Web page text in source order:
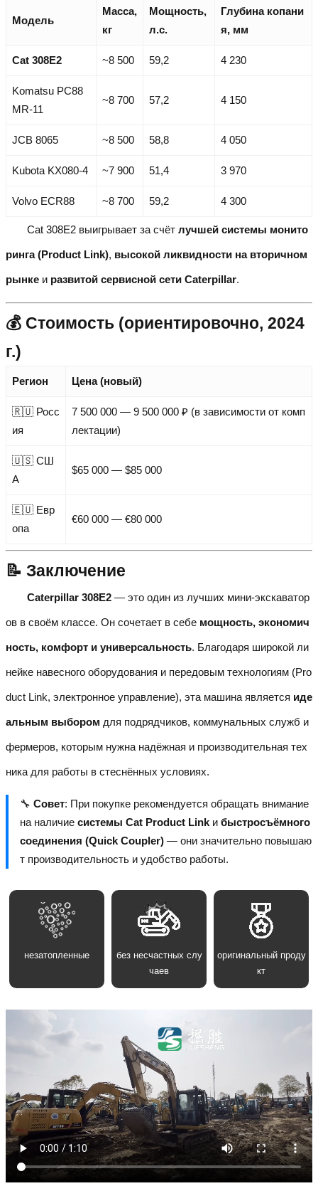
Модель
Масса,
кг
Мощность,
л.с.
Глубина копани
я, мм
Cat 308E2 ~8 500 59,2 4 230
Komatsu PC88
MR-11
~8 700 57,2 4 150
JCB 8065 ~8 500 58,8 4 050
Kubota KX080-4 ~7 900 51,4 3 970
Volvo ECR88 ~8 700 59,2 4 300
Cat 308E2 выигрывает за счёт лучшей системы монито
ринга (Product Link), высокой ликвидности на вторичном
рынке и развитой сервисной сети Caterpillar.
💰 Стоимость (ориентировочно, 2024
г.)
Регион Цена (новый)
🇷🇺 Росс
ия
7 500 000 — 9 500 000 ₽ (в зависимости от комп
лектации)
🇺🇸 СШ
А
$65 000 — $85 000
🇪🇺 Евр
опа
€60 000 — €80 000
📝 Заключение
Caterpillar 308E2 — это один из лучших мини-экскаватор
ов в своём классе. Он сочетает в себе мощность, экономич
ность, комфорт и универсальность. Благодаря широкой ли
нейке навесного оборудования и передовым технологиям (Pro
duct Link, электронное управление), эта машина является иде
альным выбором для подрядчиков, коммунальных служб и
фермеров, которым нужна надёжная и производительная тех
ника для работы в стеснённых условиях.
🔧 Совет: При покупке рекомендуется обращать внимание
на наличие системы Cat Product Link и быстросъёмного
соединения (Quick Coupler) — они значительно повышаю
т производительность и удобство работы.
незатопленные
без несчастных слу
чаев
оригинальный проду
кт